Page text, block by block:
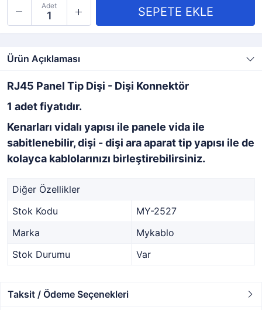
Adet
Ürün Açıklaması
RJ45 Panel Tip Dişi - Dişi Konnektör
1 adet fiyatıdır.
Kenarları vidalı yapısı ile panele vida ile
sabitlenebilir, dişi - dişi ara aparat tip yapısı ile de
kolayca kablolarınızı birleştirebilirsiniz.
Diğer Özellikler
Stok Kodu
MY-2527
Marka
Mykablo
Stok Durumu
Var
Taksit / Ödeme Seçenekleri